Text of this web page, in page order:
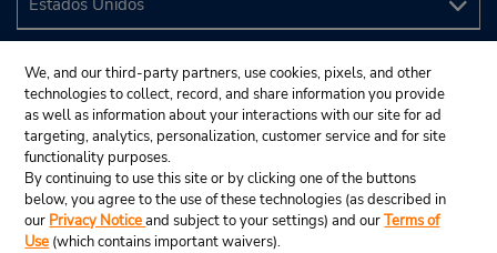
We, and our third-party partners, use cookies, pixels, and other
technologies to collect, record, and share information you provide
as well as information about your interactions with our site for ad
targeting, analytics, personalization, customer service and for site
functionality purposes.
By continuing to use this site or by clicking one of the buttons
below, you agree to the use of these technologies (as described in
our Privacy Noticeand subject to your settings) and ourTerms of
Use (which contains important waivers).